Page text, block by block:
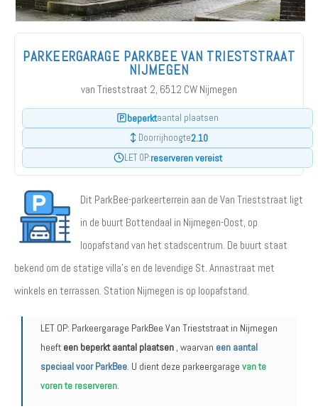
PARKEERGARAGE PARKBEE VAN TRIESTSTRAAT
NIJMEGEN
van Trieststraat 2, 6512 CW Nijmegen
beperktaantal plaatsen
Doorrijhoogte2.10
LET OP:reserveren vereist
Dit ParkBee-parkeerterrein aan de Van Trieststraat ligt
in de buurt Bottendaal in Nijmegen-Oost, op
loopafstand van het stadscentrum. De buurt staat
bekend om de statige villa's en de levendige St. Annastraat met
winkels en terrassen. Station Nijmegen is op loopafstand.
LET OP: Parkeergarage ParkBee Van Trieststraat in Nijmegen
heeft een beperkt aantal plaatsen , waarvan een aantal
speciaal voor ParkBee . U dient deze parkeergarage van te
voren te reserveren